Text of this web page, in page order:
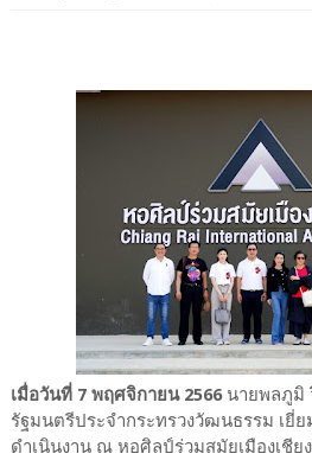
เมื่อวันที่ 7 พฤศจิกายน 2566นายพลภูมิ
รัฐมนตรีประจำกระทรวงวัฒนธรรม เ
ดำเนินงาน ณ หอศิลป์ร่วมสมัยเมืองเชีย